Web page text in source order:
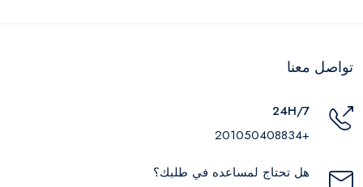
تواصل معنا
24H/7
+201050408834
هل تحتاج لمساعده في طلبك؟